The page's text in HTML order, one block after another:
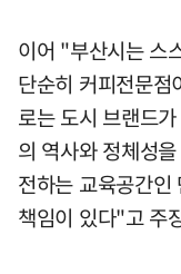
이어 "부산시는 스
단순히 커피전문
로는 도시 브랜드
의 역사와 정체성
전하는 교육공간인
책임이 있다"고 주